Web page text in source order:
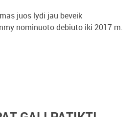
juos lydi jau beveik
nominuoto debiuto iki 2017 m.
kuris jiems pelnė dar vieną